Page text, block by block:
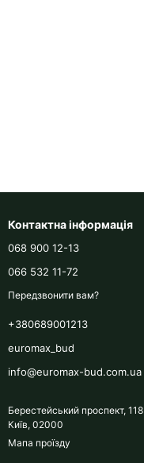
Контактна інформація
068 900 12-13
066 532 11-72
Передзвонити вам?
+380689001213
euromax_bud
info@euromax-bud.com.ua
Берестейський проспект, 118
Київ, 02000
Мапа проїзду